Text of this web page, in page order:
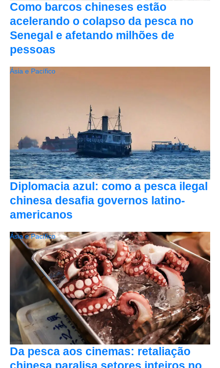
Como barcos chineses estão
acelerando o colapso da pesca no
Senegal e afetando milhões de
pessoas
Diplomacia azul: como a pesca ilegal
chinesa desafia governos latino-
americanos
Ásia e Pacífico
Da pesca aos cinemas: retaliação
Ásia e Pacífico